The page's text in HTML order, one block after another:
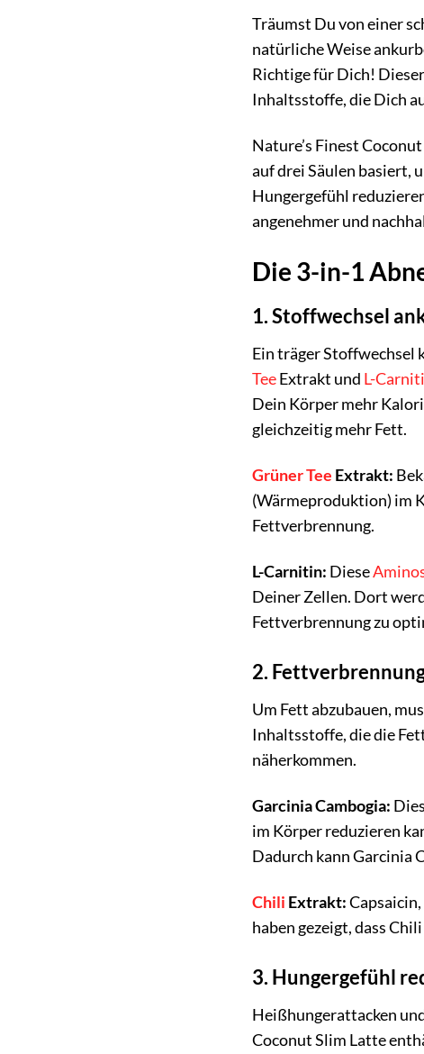
Träumst Du von einer
natürliche Weise
Richtige für Dich!
Inhaltsstoffe, die Dich
Nature’s Finest
auf drei Säulen basiert,
Hungergefühl
angenehmer und
Die 3-in-1
1. Stoffwechsel
Ein träger Stoffwechsel
TeeExtrakt und L-
Dein Körper mehr
gleichzeitig mehr Fett.
Grüner Tee Extrakt:
(Wärmeproduktion) im
Fettverbrennung.
L-Carnitin: Diese
Deiner Zellen. Dort
Fettverbrennung zu
2.
Um Fett abzubauen,
Inhaltsstoffe, die die
näherkommen.
Garcinia Cambogia:
im Körper reduzieren
Dadurch kann Garcinia
Chili Extrakt:
haben gezeigt, dass
3. Hungergefühl
Heißhungerattacken
Coconut Slim Latte